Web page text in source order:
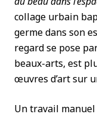
collage urbain
germe dans son
regard se pose
beaux-arts, est
œuvres d’art sur
Un travail